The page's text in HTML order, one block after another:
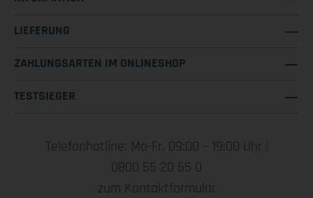
LIEFERUNG
ZAHLUNGSARTEN IM ONLINESHOP
TESTSIEGER
Telefonhotline: Mo-Fr, 09:00 – 19:00 Uhr |
0800 55 20 55 0
zum Kontaktformular